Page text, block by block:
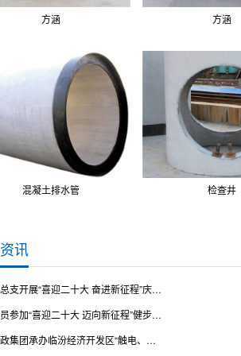
方涵 方涵
混凝土排水管 检查井
讯
集团党总支开展“喜迎二十大 奋进新征程”庆七一主题党日活动
集团党员参加“喜迎二十大 迈向新征程”健步走主题党日活动
临汾市政集团承办临汾经济开发区“触电、火灾”应急救援演练观摩会